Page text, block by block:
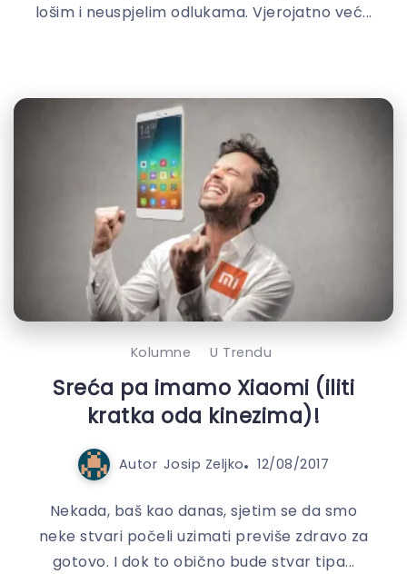
lošim i neuspjelim odlukama. Vjerojatno već...
Kolumne U Trendu
Sreća pa imamo Xiaomi (iliti
kratka oda kinezima)!
Autor Josip Zeljko 12/08/2017
Nekada, baš kao danas, sjetim se da smo
neke stvari počeli uzimati previše zdravo za
gotovo. I dok to obično bude stvar tipa...